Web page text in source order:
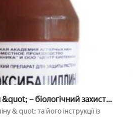
– біологічний захист
із застосування
& quot; та його інструкції із